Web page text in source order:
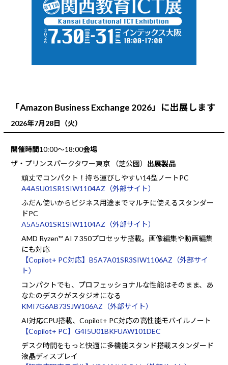
「Amazon Business Exchange 2026」に出展します
2026年7月28日（火）
開催時間10:00～18:00会場
ザ・プリンスパークタワー東京 （芝公園） 出展製品
頑丈でコンパクト！持ち運びしやすい14型ノートPC
A4A5U01SR1SIW1104AZ（外部サイト）
ふだん使いからビジネス用途までマルチに使えるスタンダー
ドPC
A5A5A01SR1SIW1104AZ（外部サイト）
AMD Ryzen™ AI 7 350プロセッサ搭載。画像編集や動画編集
にも対応
【Copilot+ PC対応】B5A7A01SR3SIW1106AZ（外部サイ
ト）
コンパクトでも、プロフェッショナルな性能はそのまま、あ
なたのデスクがスタジオになる
KMI7G6AB73SJW106AZ（外部サイト）
AI対応CPU搭載、Copilot+ PC対応の高性能モバイルノート
【Copilot+ PC】G4I5U01BKFUAW101DEC
デスク時間をもっと快適に多機能スタンド搭載スタンダード
液晶ディスプレイ